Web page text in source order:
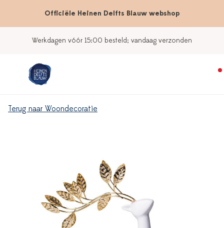
Officiële Heinen Delfts Blauw webshop
Werkdagen vóór 15:00 besteld; vandaag verzonden
Terug naar Woondecoratie